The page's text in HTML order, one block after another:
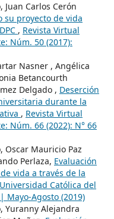
Carlos Cerón
su proyecto de vida
, Revista Virtual
Núm. 50 (2017):
Nasner , Angélica
Betancourth
Delgado , Deserción
durante la
, Revista Virtual
Núm. 66 (2022): N° 66
Oscar Mauricio Paz
Perlaza, Evaluación
vida a través de la
Católica del
Mayo-Agosto (2019)
Yuranny Alejandra